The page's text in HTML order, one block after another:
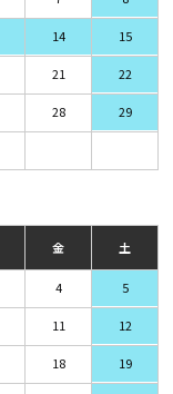
14 15
21 22
28 29
金 土
4 5
11 12
18 19